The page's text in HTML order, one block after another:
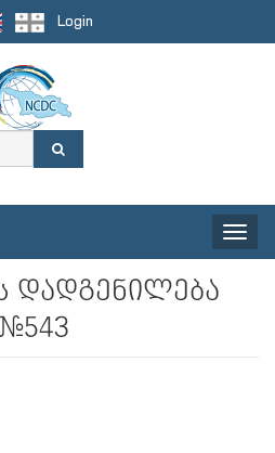
Login
Toggle
დადგენილება